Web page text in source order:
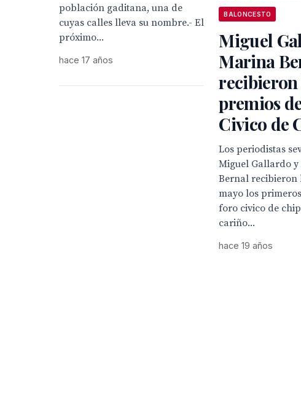
población gaditana, una de
cuyas calles lleva su nombre.- El
próximo...
hace 17 años
BALONCESTO
Miguel
Marina
recibieron
premios
Civico de
Los periodistas
Miguel Gallardo
Bernal recibieron
mayo los
foro civico de
cariño...
hace 19 años